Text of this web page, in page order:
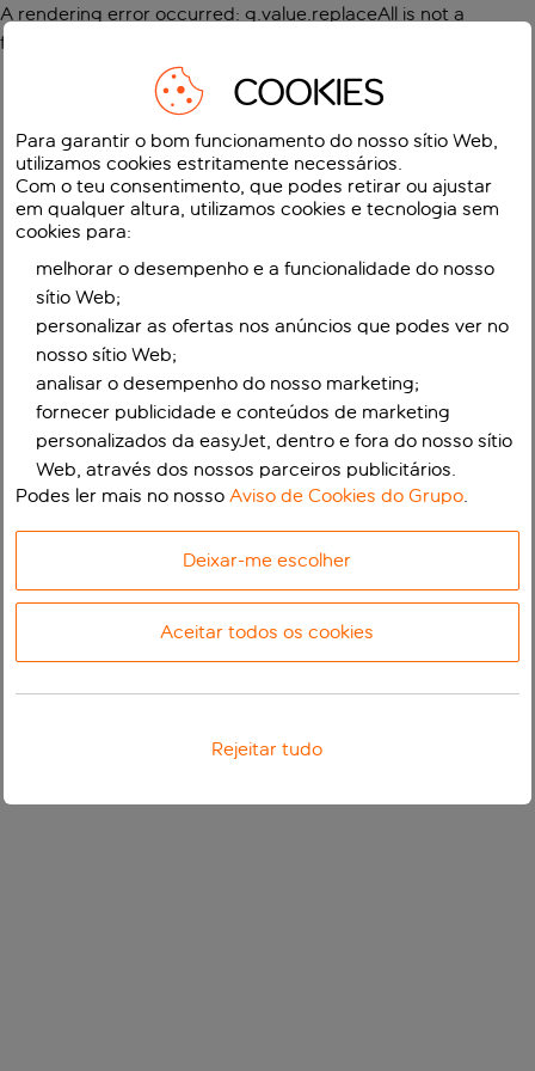
A rendering error occurred: g.value.replaceAll is not a
function
COOKIES
Para garantir o bom funcionamento do nosso sítio Web,
utilizamos cookies estritamente necessários.
Com o teu consentimento, que podes retirar ou ajustar
em qualquer altura, utilizamos cookies e tecnologia sem
cookies para:
melhorar o desempenho e a funcionalidade do nosso
sítio Web;
personalizar as ofertas nos anúncios que podes ver no
nosso sítio Web;
analisar o desempenho do nosso marketing;
fornecer publicidade e conteúdos de marketing
personalizados da easyJet, dentro e fora do nosso sítio
Web, através dos nossos parceiros publicitários.
Podes ler mais no nossoAviso de Cookies do Grupo.
Deixar-me escolher
Aceitar todos os cookies
Rejeitar tudo